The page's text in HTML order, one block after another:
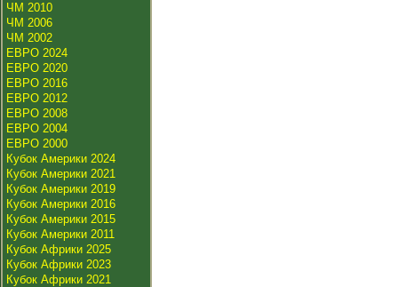
ЧМ 2010
ЧМ 2006
ЧМ 2002
ЕВРО 2024
ЕВРО 2020
ЕВРО 2016
ЕВРО 2012
ЕВРО 2008
ЕВРО 2004
ЕВРО 2000
Кубок Америки 2024
Кубок Америки 2021
Кубок Америки 2019
Кубок Америки 2016
Кубок Америки 2015
Кубок Америки 2011
Кубок Африки 2025
Кубок Африки 2023
Кубок Африки 2021